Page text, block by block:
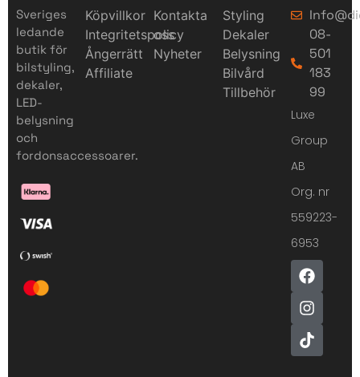
Sveriges
ledande
butik för
bilstyling,
dekaler,
LED-
belysning
och
fordonsaccessoarer.
Köpvillkor
Integritetspolicy
Ångerrätt
Affiliate
Kontakta
oss
Nyheter
Styling
Dekaler
Belysning
Bilvård
Tillbehör
08-
501
183
99
Luxe
Group
AB
Org. nr
559223-
6953